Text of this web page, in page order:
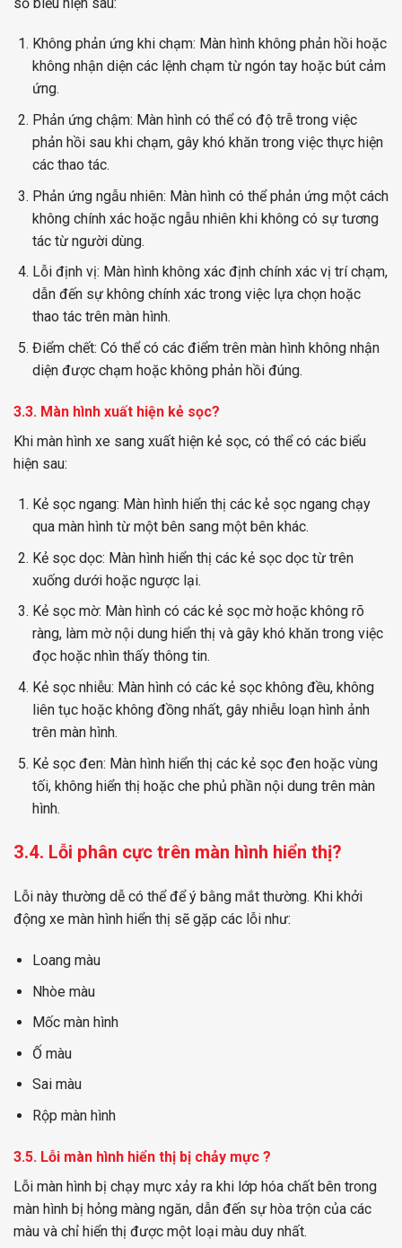
Không phản ứng khi chạm: Màn hình không phản hồi hoặc
không nhận diện các lệnh chạm từ ngón tay hoặc bút cảm
ứng.
Phản ứng chậm: Màn hình có thể có độ trễ trong việc
phản hồi sau khi chạm, gây khó khăn trong việc thực hiện
các thao tác.
Phản ứng ngẫu nhiên: Màn hình có thể phản ứng một cách
không chính xác hoặc ngẫu nhiên khi không có sự tương
tác từ người dùng.
Lỗi định vị: Màn hình không xác định chính xác vị trí chạm,
dẫn đến sự không chính xác trong việc lựa chọn hoặc
thao tác trên màn hình.
Điểm chết: Có thể có các điểm trên màn hình không nhận
diện được chạm hoặc không phản hồi đúng.
3.3. Màn hình xuất hiện kẻ sọc?
Khi màn hình xe sang xuất hiện kẻ sọc, có thể có các biểu
hiện sau:
Kẻ sọc ngang: Màn hình hiển thị các kẻ sọc ngang chạy
qua màn hình từ một bên sang một bên khác.
Kẻ sọc dọc: Màn hình hiển thị các kẻ sọc dọc từ trên
xuống dưới hoặc ngược lại.
Kẻ sọc mờ: Màn hình có các kẻ sọc mờ hoặc không rõ
ràng, làm mờ nội dung hiển thị và gây khó khăn trong việc
đọc hoặc nhìn thấy thông tin.
Kẻ sọc nhiễu: Màn hình có các kẻ sọc không đều, không
liên tục hoặc không đồng nhất, gây nhiễu loạn hình ảnh
trên màn hình.
Kẻ sọc đen: Màn hình hiển thị các kẻ sọc đen hoặc vùng
tối, không hiển thị hoặc che phủ phần nội dung trên màn
hình.
3.4. Lỗi phân cực trên màn hình hiển thị?
Lỗi này thường dễ có thể để ý bằng mắt thường. Khi khởi
động xe màn hình hiển thị sẽ gặp các lỗi như:
Loang màu
Nhòe màu
Mốc màn hình
Ố màu
Sai màu
Rộp màn hình
3.5. Lỗi màn hình hiển thị bị chảy mực ?
Lỗi màn hình bị chạy mực xảy ra khi lớp hóa chất bên trong
màn hình bị hỏng màng ngăn, dẫn đến sự hòa trộn của các
màu và chỉ hiển thị được một loại màu duy nhất.